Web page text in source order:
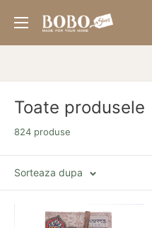
peste
Bobo
Toate produsele
824 produse
Sorteaza dupa